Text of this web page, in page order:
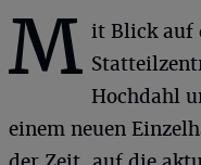
M it Blick auf
Hochdahl
einem neuen